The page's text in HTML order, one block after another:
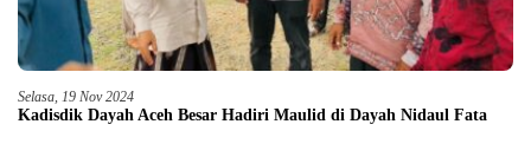
Selasa, 19 Nov 2024
Kadisdik Dayah Aceh Besar Hadiri Maulid di Dayah Nidaul Fata